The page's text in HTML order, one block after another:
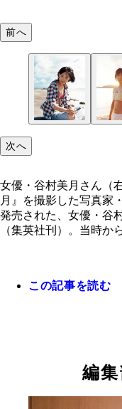
前へ
次へ
女優・谷村美月さん（
月』を撮影した写真家
発売された、女優・谷
（集英社刊）。当時か
この記事を読む
編